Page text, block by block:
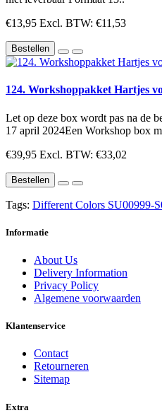
€13,95 Excl. BTW: €11,53
Bestellen
124. Workshoppakket Hartjes
Let op deze box wordt pas na de
17 april 2024Een Workshop box
€39,95 Excl. BTW: €33,02
Bestellen
Tags: Different Colors SU00999-
Informatie
About Us
Delivery Information
Privacy Policy
Algemene voorwaarden
Klantenservice
Contact
Retourneren
Sitemap
Extra